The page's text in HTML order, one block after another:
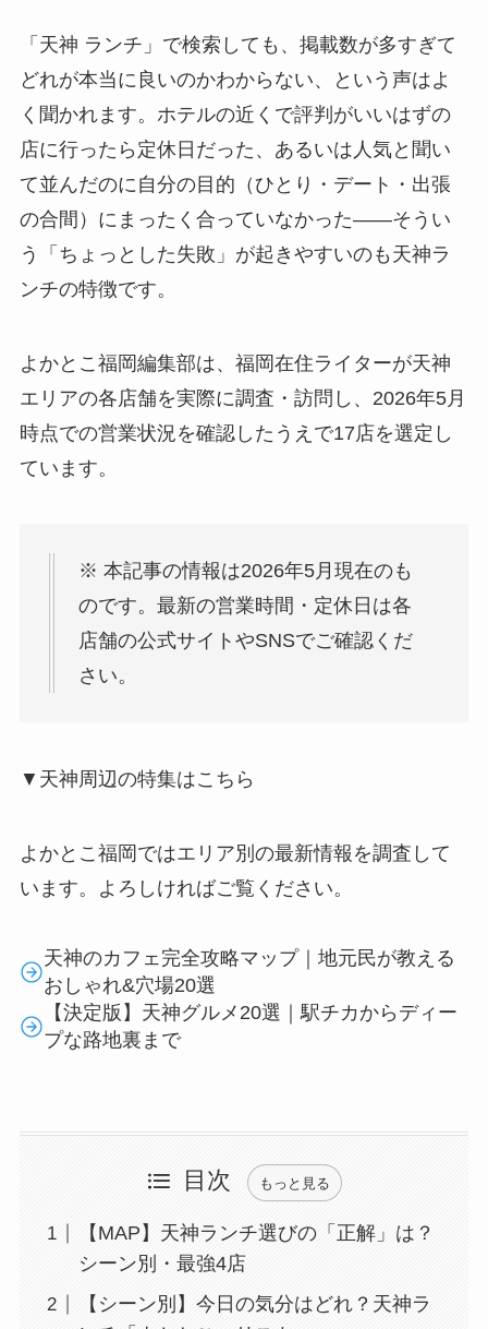
「天神 ランチ」で検索しても、掲載数が多すぎて
どれが本当に良いのかわからない、という声はよ
く聞かれます。ホテルの近くで評判がいいはずの
店に行ったら定休日だった、あるいは人気と聞い
て並んだのに自分の目的（ひとり・デート・出張
の合間）にまったく合っていなかった——そうい
う「ちょっとした失敗」が起きやすいのも天神ラ
ンチの特徴です。
よかとこ福岡編集部は、福岡在住ライターが天神
エリアの各店舗を実際に調査・訪問し、2026年5月
時点での営業状況を確認したうえで17店を選定し
ています。
※ 本記事の情報は2026年5月現在のも
のです。最新の営業時間・定休日は各
店舗の公式サイトやSNSでご確認くだ
さい。
▼天神周辺の特集はこちら
よかとこ福岡ではエリア別の最新情報を調査して
います。よろしければご覧ください。
天神のカフェ完全攻略マップ｜地元民が教える
おしゃれ&穴場20選
【決定版】天神グルメ20選｜駅チカからディー
プな路地裏まで
目次 もっと見る
【MAP】天神ランチ選びの「正解」は？
シーン別・最強4店
【シーン別】今日の気分はどれ？天神ラ